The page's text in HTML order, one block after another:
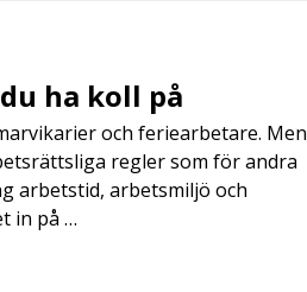
ha koll på
och feriearbetare. Men
regler som för andra
arbetstid, arbetsmiljö och
in på …